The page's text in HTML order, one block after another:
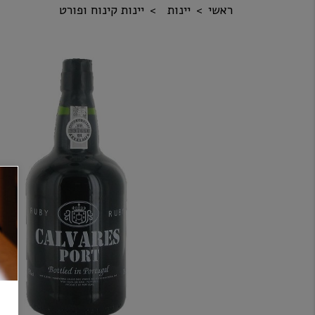
ראשי יינות יינות קינוח ופורט